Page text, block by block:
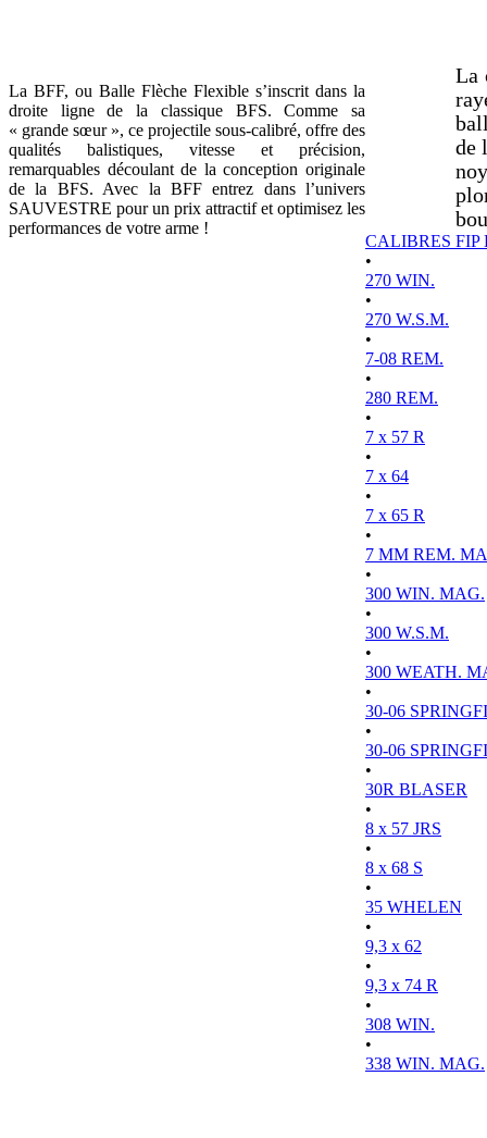
La BFF, ou Balle Flèche Flexible s’inscrit dans la
droite ligne de la classique BFS. Comme sa
« grande sœur », ce projectile sous-calibré, offre des
qualités balistiques, vitesse et précision,
remarquables découlant de la conception originale
de la BFS. Avec la BFF entrez dans l’univers
SAUVESTRE pour un prix attractif et optimisez les
performances de votre arme !
La
de
CALIBRES FIP
•
270 WIN.
•
270 W.S.M.
•
7-08 REM.
•
280 REM.
•
7 x 57 R
•
7 x 64
•
7 x 65 R
•
7 MM REM.
•
300 WIN. MAG.
•
300 W.S.M.
•
300 WEATH.
•
30-06
•
30-06
•
30R BLASER
•
8 x 57 JRS
•
8 x 68 S
•
35 WHELEN
•
9,3 x 62
•
9,3 x 74 R
•
308 WIN.
•
338 WIN. MAG.